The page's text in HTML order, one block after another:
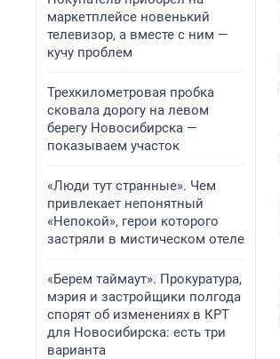
маркетплейсе новенький
телевизор, а вместе с ним —
кучу проблем
Трехкилометровая пробка
сковала дорогу на левом
берегу Новосибирска —
показываем участок
«Люди тут странные». Чем
привлекает непонятный
«Непокой», герои которого
застряли в мистическом отеле
«Берем таймаут». Прокуратура,
мэрия и застройщики полгода
спорят об изменениях в КРТ
для Новосибирска: есть три
варианта